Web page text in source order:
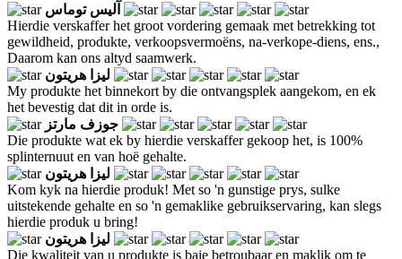
آلیس توماس
Hierdie verskaffer het groot vordering gemaak met betrekking tot
gewildheid, produkte, verkoopsvermoëns, na-verkope-diens, ens.,
Daarom kan ons altyd saamwerk.
لیزا هریتون
My produkte het binnekort by die ontvangsplek aangekom, en ek
het bevestig dat dit in orde is.
جوزف مارتز
Die produkte wat ek by hierdie verskaffer gekoop het, is 100%
splinternuut en van hoë gehalte.
لیزا هریتون
Kom kyk na hierdie produk! Met so 'n gunstige prys, sulke
uitstekende gehalte en so 'n gemaklike gebruikservaring, kan slegs
hierdie produk u bring!
لیزا هریتون
Die kwaliteit van u produkte is baie betroubaar en maklik om te